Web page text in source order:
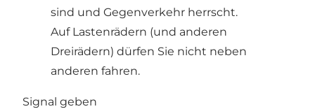
sind und Gegenverkehr herrscht.
Auf Lastenrädern (und anderen
Dreirädern) dürfen Sie nicht neben
anderen fahren.
Signal geben